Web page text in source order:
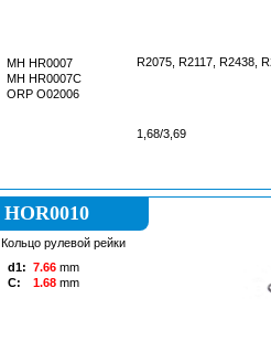
MH HR0007
MH HR0007C
ORP O02006
R2075, R2117, R2438,
1,68/3,69
HOR0010
Кольцо рулевой рейки
d1: 7.66 mm
C:
1.68 mm